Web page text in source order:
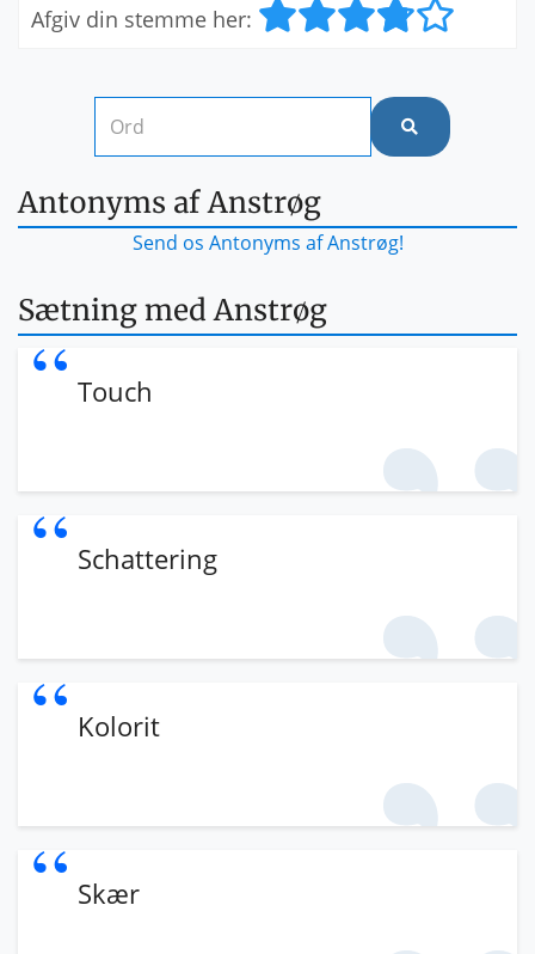
Afgiv din stemme her:
Antonyms af Anstrøg
Send os Antonyms af Anstrøg!
Sætning med Anstrøg
Touch
Schattering
Kolorit
Skær